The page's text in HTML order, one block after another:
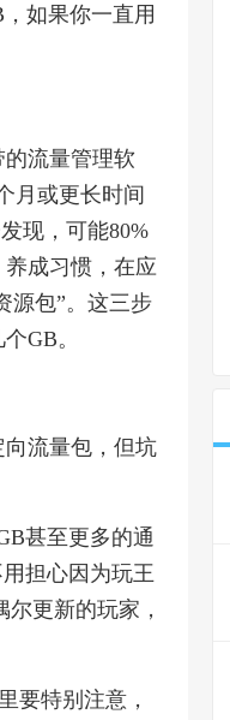
如果你一直用
流量管理软
月或更长时间
现，可能80%
成习惯，在应
源包”。这三步
GB。
流量包，但坑
甚至更多的通
担心因为玩王
更新的玩家，
要特别注意，